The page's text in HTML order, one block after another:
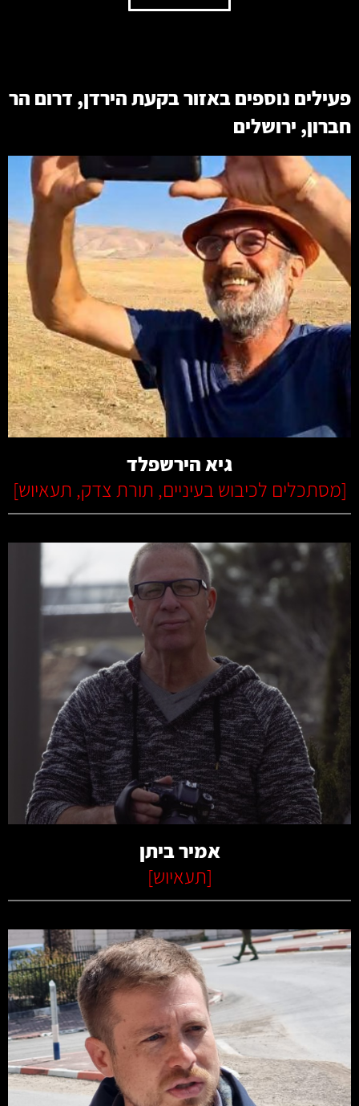
פעילים נוספים באזורבקעת הירדן, דרום הר
חברון, ירושלים
קרא עוד
גיא הירשפלד
[מסתכלים לכיבוש בעיניים, תורת צדק, תעאיוש]
קרא עוד
אמיר ביתן
[תעאיוש]